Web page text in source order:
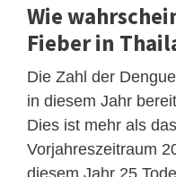
Wie
Fieber in
Die Zahl der
in diesem Jahr
Dies ist mehr als
Vorjahreszeitraum
diesem Jahr 25